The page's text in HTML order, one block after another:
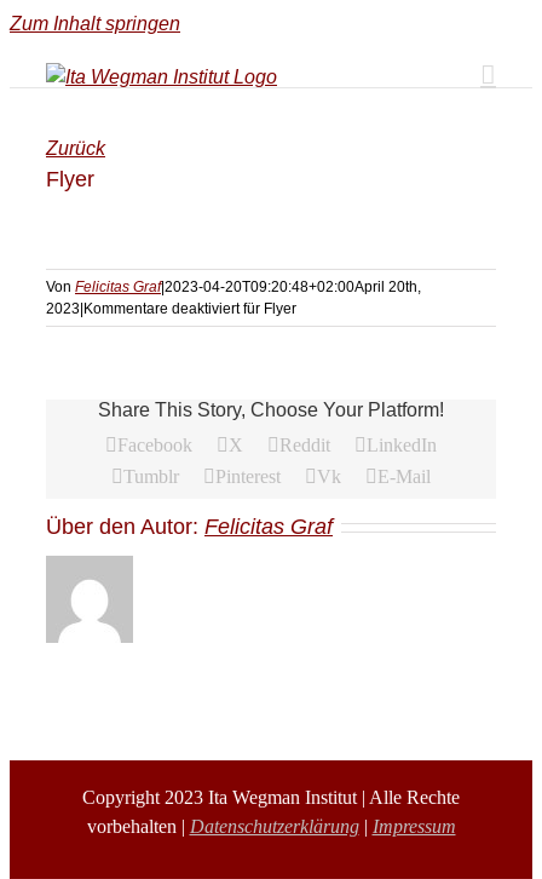
Zum Inhalt springen
Zurück
Flyer
Von Felicitas Graf|2023-04-20T09:20:48+02:00April 20th,
2023 Kommentare deaktiviertfür Flyer
Share This Story, Choose Your Platform!
Facebook
X Reddit
LinkedIn
Tumblr
Pinterest Vk E-Mail
Über den Autor: Felicitas Graf
Copyright 2023 Ita Wegman Institut | Alle Rechte
vorbehalten | Datenschutzerklärung| Impressum